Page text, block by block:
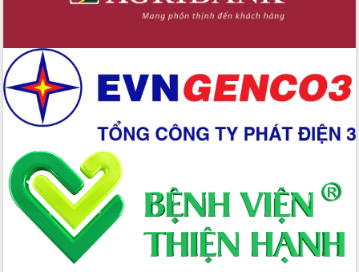
Bầu cử Quốc hội và HĐND: Cử tri Đắk
Lắk gửi gắm niềm tin, kỳ vọng vào lá
Đắk Lắk sẵn sàng các điều kiện cho
Ngày hội bầu cử đại biểu Quốc hội
khóa XVI và HĐND các cấp nhiệm kỳ
2026-2031
Đảm bảo cuộc bầu cử đại biểu Quốc
hội và đại biểu HĐND các cấp diễn ra
an toàn, hiệu quả, đúng quy định
Thủ tướng Chính phủ Phạm Minh Chính
kiểm tra, chỉ đạo hoàn thành các dự
án cao tốc và thăm khu tái định cư tại
Đắk Lắk
Sôi nổi Hội đua ngựa truyền thống Gò
Thì Thùng mừng Xuân Bính Ngọ 2026